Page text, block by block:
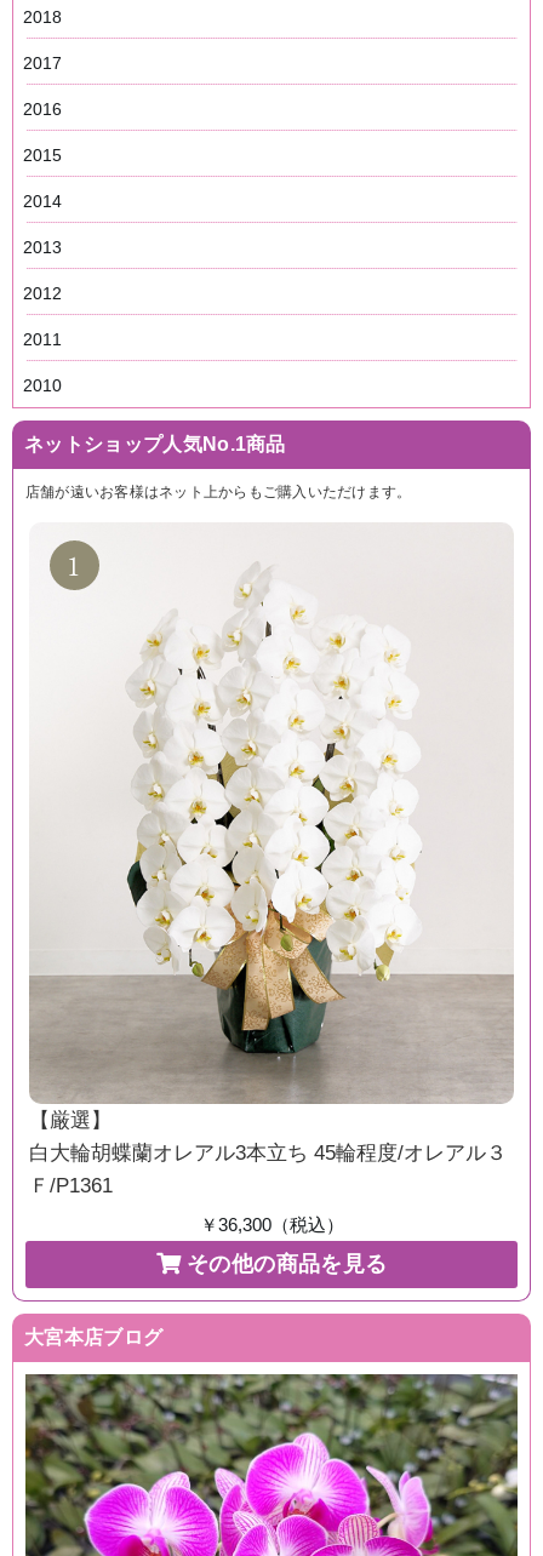
2018
2017
2016
2015
2014
2013
2012
2011
2010
ネットショップ人気No.1商品
店舗が遠いお客様はネット上からもご購入いただけます。
【厳選】
白大輪胡蝶蘭オレアル3本立ち 45輪程度/オレアル３
Ｆ/P1361
￥36,300（税込）
その他の商品を見る
大宮本店ブログ